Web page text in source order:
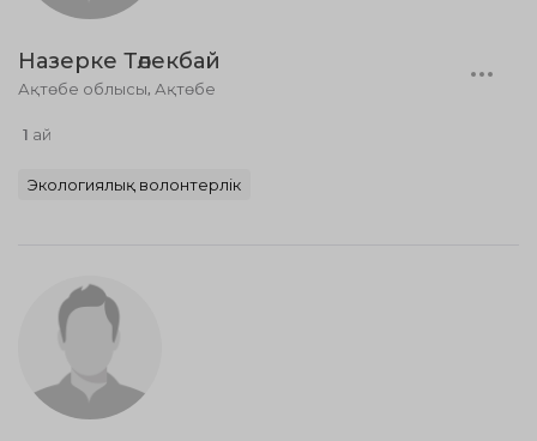
Назерке Төлекбай
Ақтөбе облысы, Ақтөбе
1 ай
Экологиялық волонтерлік